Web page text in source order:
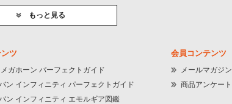
もっと見る
ツ
ガホーン パーフェクトガイド
ン インフィニティ パーフェクトガイド
ン インフィニティ エモルギア図鑑
会員コンテンツ
メールマガジン
商品アンケート